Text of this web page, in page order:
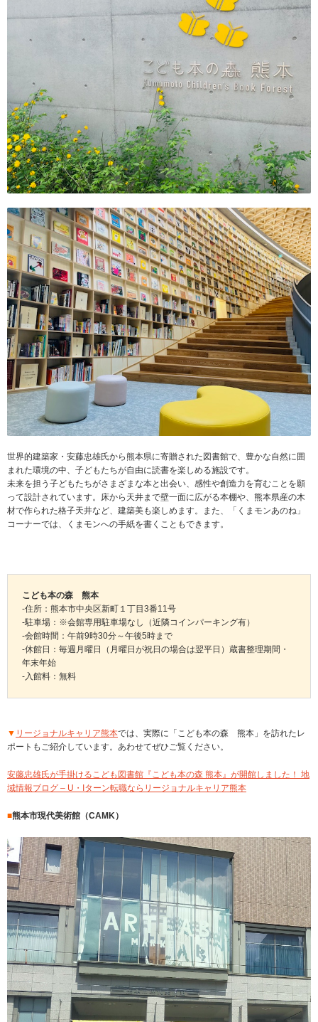
世界的建築家・安藤忠雄氏から熊本県に寄贈された図書館で、豊かな自然に囲
まれた環境の中、子どもたちが自由に読書を楽しめる施設です。
未来を担う子どもたちがさまざまな本と出会い、感性や創造力を育むことを願
って設計されています。床から天井まで壁一面に広がる本棚や、熊本県産の木
材で作られた格子天井など、建築美も楽しめます。また、「くまモンあのね」
コーナーでは、くまモンへの手紙を書くこともできます。
こども本の森 熊本
-住所：熊本市中央区新町１丁目3番11号
-駐車場：※会館専用駐車場なし（近隣コインパーキング有）
-会館時間：午前9時30分～午後5時まで
-休館日：毎週月曜日（月曜日が祝日の場合は翌平日）蔵書整理期間・
年末年始
-入館料：無料
▼ リージョナルキャリア熊本では、実際に「こども本の森 熊本」を訪れたレ
ポートもご紹介しています。あわせてぜひご覧ください。
安藤忠雄氏が手掛けるこども図書館『こども本の森 熊本』が開館しました！ 地
域情報ブログ – U・Iターン転職ならリージョナルキャリア熊本
■熊本市現代美術館（CAMK）